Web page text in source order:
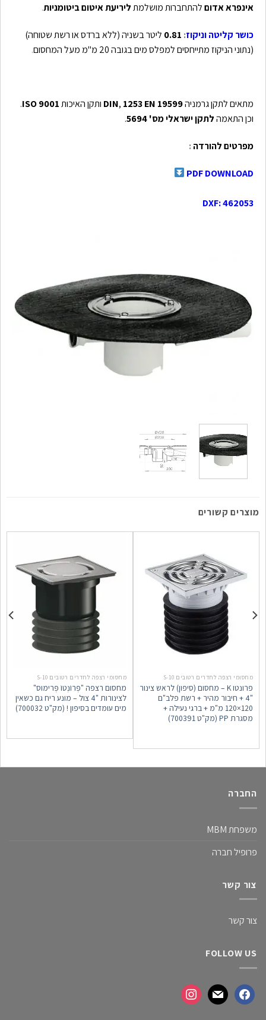
אינפרא אדוםלהתחברות מושלמתליריעת איטום ביטומניות.
כושר קליטה וניקוז:
0.81 ליטר בשניה (ללא ברדס או רשת שטוחה)
(נתוני הניקוז מתייחסים למפלס מים בגובה 20 מ"מ מעל המחסום
.
מתאים לתקן גרמניה19599
DIN, 1253EN ותקן האיכות9001
ISO
.
וכן התאמהלתקן ישראלי מס'5694
.
מפרטים להורדה:
PDF DOWNLOAD
DXF: 462053
מוצרים קשורים
מחסומי רצפה לחדרים רטובים S-10
פרונטו K – מחסום (סיפון) לראש צינור
"4 + חיבור מהיר + רשת פלב"ם
120×120 מ"מ + ברגי נעילה +
מסגרת PP (מק"ט 700391)
מחסומי רצפה לחדרים רטובים S-10
מחסום רצפה "פְּרוֹנְטוֹ פְּרימוס"
לצינורות "4 צול – מונע ריח גם כשאין
מים עומדים בסיפון ! (מק"ט 700032)
החברה
משפחת MBM
פרופיל חברה
צור קשר
צור קשר
FOLLOW US